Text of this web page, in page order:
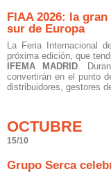
FIAA 2026: la
sur de Europa
La Feria Internacional
próxima edición, que
IFEMA MADRID.
convertirán en el punto
distribuidores, gestores
OCTUBRE
15/10
Grupo Serca